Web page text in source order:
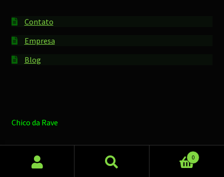
Contato
Empresa
Blog
Chico da Rave
Pesquisar
Pesquisar
0